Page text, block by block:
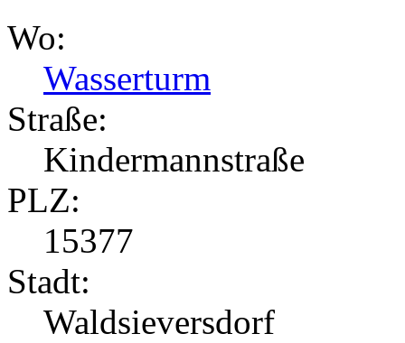
Wo:
Wasserturm
Straße:
Kindermannstraße
PLZ:
15377
Stadt:
Waldsieversdorf